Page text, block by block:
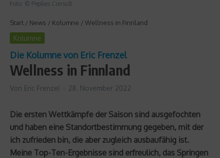
Foto: © Peplies Consult
Start / News / Kolumne / Wellness in Finnland
Kolumne
Die Kolumne von Eric Frenzel
Wellness in Finnland
Von Eric Frenzel 28. November 2022
Die ersten Wettkämpfe der Saison sind ausgefochten
und haben eine Standortbestimmung gegeben, mit der
ich zufrieden bin, die aber zugleich ausbaufähig ist.
Meine Top-Ten-Ergebnisse sind erfreulich, das Springen